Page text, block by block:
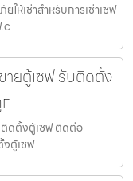
ห้เช่าสำหรับการเช่าเซฟ
ายตู้เซฟ รับติดตั้ง
ติดตั้งตู้เซฟ ติดต่อ
ตู้เซฟ